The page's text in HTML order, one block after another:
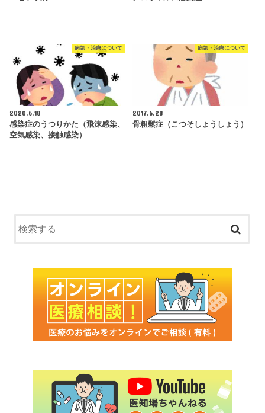
病気・治療について
2020.6.18
感染症のうつりかた（飛沫感染、
空気感染、接触感染）
病気・治療について
2017.6.28
骨粗鬆症（こつそしょうしょう）